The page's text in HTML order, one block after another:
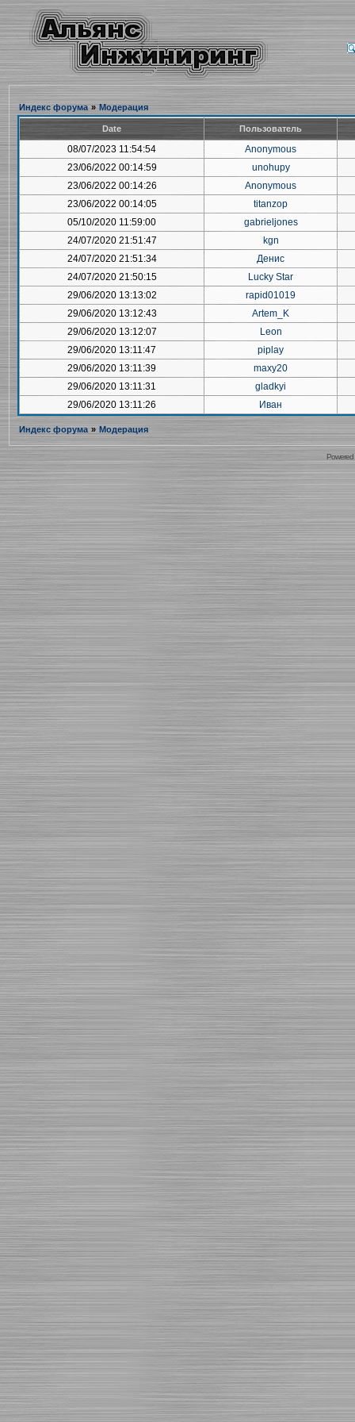
Индекс форума » Модерация
Date Пользователь
08/07/2023 11:54:54
Anonymous
23/06/2022 00:14:59
unohupy
23/06/2022 00:14:26
Anonymous
23/06/2022 00:14:05
titanzop
05/10/2020 11:59:00
gabrieljones
24/07/2020 21:51:47
kgn
24/07/2020 21:51:34
Денис
24/07/2020 21:50:15
Lucky Star
29/06/2020 13:13:02
rapid01019
29/06/2020 13:12:43
Artem_K
29/06/2020 13:12:07
Leon
29/06/2020 13:11:47
piplay
29/06/2020 13:11:39
maxy20
29/06/2020 13:11:31
gladkyi
29/06/2020 13:11:26
Иван
Индекс форума » Модерация